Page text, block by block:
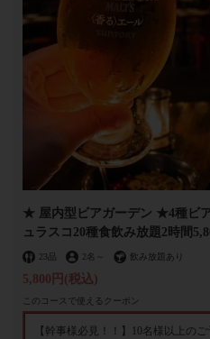
★ 屋内型ビアガーデン ★4種ビ
ュラスコ20種食飲み放題2時間
23品 2名 ～ 飲み放題あり
5,800円 (税込)
このコースで使えるクーポン
【幹事様必見！！】10名様以上の